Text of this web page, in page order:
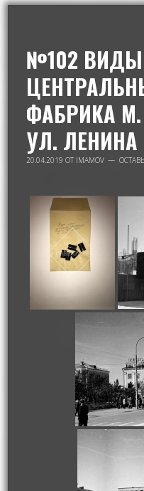
№102 ВИДЫ
ФАБРИКА
УЛ. ЛЕНИНА
20.04.2019 ОТ IMAMOV